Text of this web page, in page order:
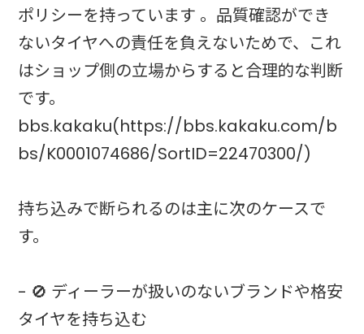
ポリシーを持っています 。品質確認ができ
ないタイヤへの責任を負えないためで、これ
はショップ側の立場からすると合理的な判断
です。
bbs.kakaku(https://bbs.kakaku.com/b
bs/K0001074686/SortID=22470300/)
持ち込みで断られるのは主に次のケースで
す。
- 🚫 ディーラーが扱いのないブランドや格安
タイヤを持ち込む